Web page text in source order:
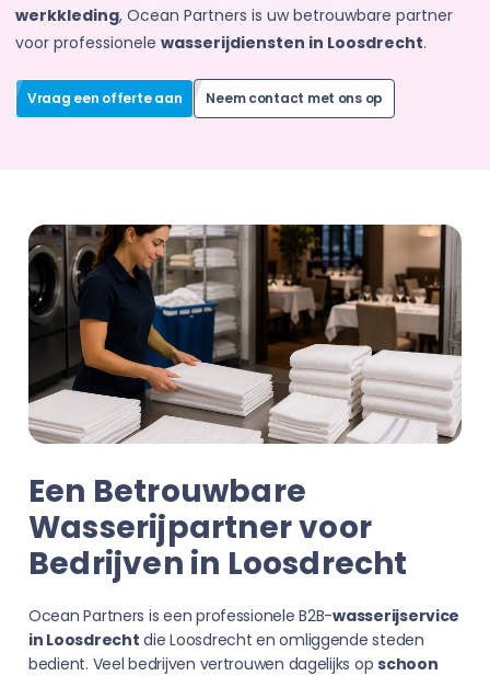
werkkleding, Ocean Partners is uw betrouwbare partner
voor professionele wasserijdiensten in Loosdrecht.
Vraag een offerte aan Neem contact met ons op
Een Betrouwbare
Wasserijpartner voor
Bedrijven in Loosdrecht
Ocean Partners is een professionele B2B-wasserijservice
in Loosdrecht die Loosdrecht en omliggende steden
bedient. Veel bedrijven vertrouwen dagelijks opschoon